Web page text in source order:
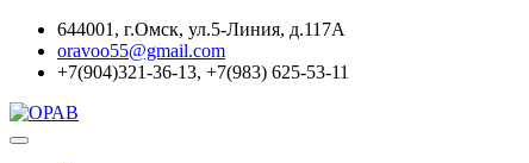
644001, г.Омск, ул.5-Линия, д.117А
oravoo55@gmail.com
+7(904)321-36-13, +7(983) 625-53-11